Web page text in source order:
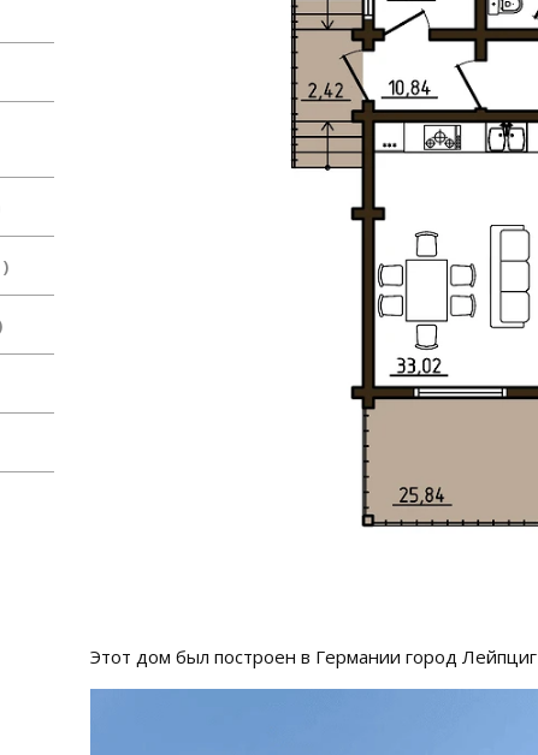
Этот дом был построен в Германии город Лейпциг